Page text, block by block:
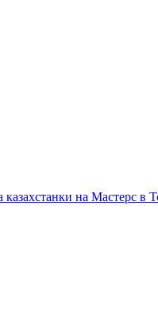
на Мастерс в